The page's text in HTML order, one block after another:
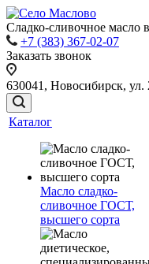
Сладко-сливочное масло
+7 (383) 367-02-07
Заказать звонок
630041, Новосибирск,
Каталог
Масло сладко-
сливочное ГОСТ,
высшего сорта